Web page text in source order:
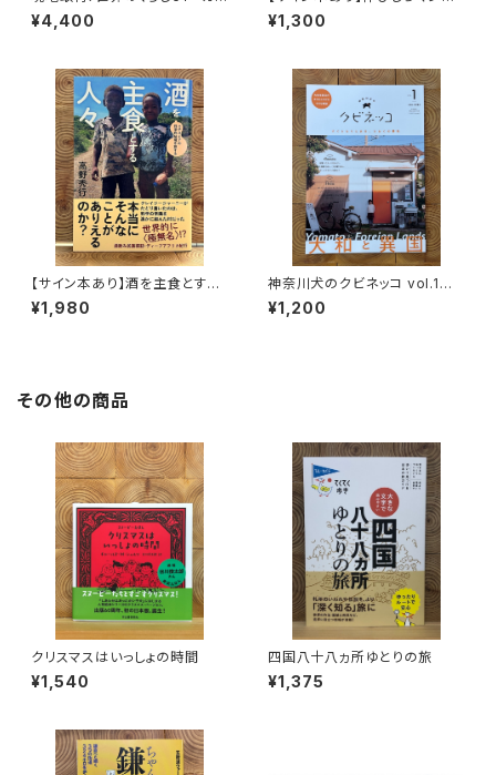
ダ
¥4,400
ゆく！
¥1,300
【サイン本あり】酒を主食とする
人々 エチオピアの科学的秘境
を旅する
¥1,980
神奈川犬のクビネッコ vol.1
特集：大和と異国
¥1,200
その他の商品
クリスマスはいっしょの時間
¥1,540
四国八十八ヵ所ゆとりの旅
¥1,375